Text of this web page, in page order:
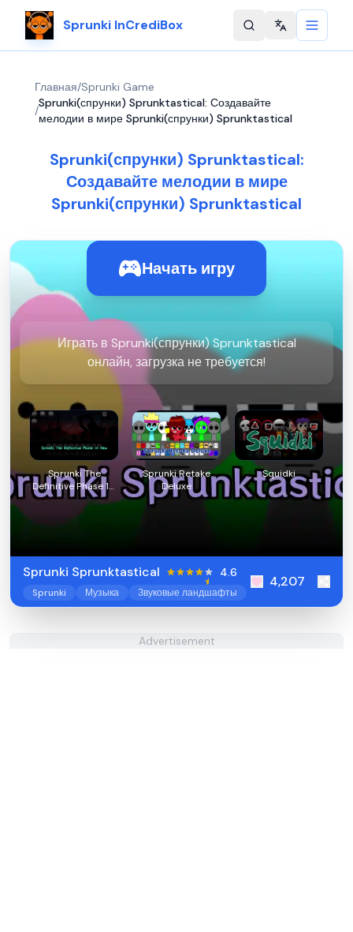
Sprunki InCrediBox Change
Главная/Sprunki Game
/
Sprunki(спрунки) Sprunktastical: Создавайте
мелодии в мире Sprunki(спрунки) Sprunktastical
Sprunki(спрунки) Sprunktastical:
Создавайте мелодии в мире
Sprunki(спрунки) Sprunktastical
Начать игру
Играть в Sprunki(спрунки) Sprunktastical
онлайн, загрузка не требуется!
Sprunki The
Definitive Phase 10
New
Sprunki Retake
Deluxe
Squidki
Sprunki Sprunktastical 4.6
Sprunki Музыка Звуковые ландшафты
4,207
Advertisement